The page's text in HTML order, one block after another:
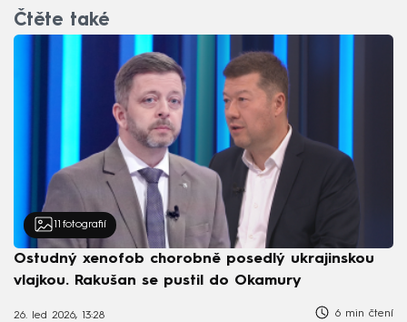
Čtěte také
fotografií
Ostudný xenofob chorobně posedlý ukrajinskou
vlajkou. Rakušan se pustil do Okamury
26. led 2026, 13:28 6 min čtení